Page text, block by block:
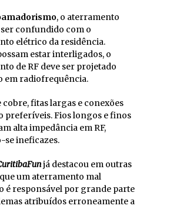
, o aterramento
ser confundido com o
elétrico da residência.
estar interligados, o
de RF deve ser projetado
em radiofrequência.
cobre, fitas largas e conexões
preferíveis. Fios longos e finos
alta impedância em RF,
ineficazes.
já destacou em outras
um aterramento mal
é responsável por grande parte
atribuídos erroneamente a